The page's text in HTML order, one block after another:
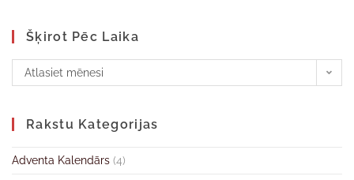
Šķirot Pēc Laika
Atlasiet mēnesi
Rakstu Kategorijas
Adventa Kalendārs (4)